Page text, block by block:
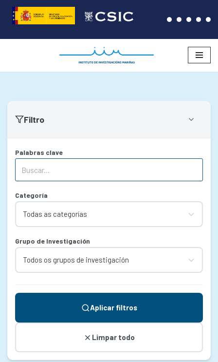
Saltar
ao
Filtro
Palabras clave
Categoría
Grupo de Investigación
Aplicar filtros
Limpar todo